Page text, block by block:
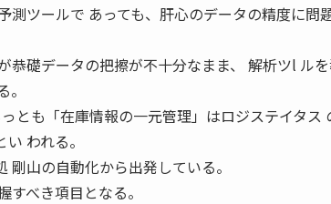
測ツールで あっても、肝心のデータの精度に問
恭礎データの把擦が不十分なまま、 解析ツl ル
とも「在庫情報の一元管理」はロジステイタス
われる。
山の自動化から出発している。
べき項目となる。